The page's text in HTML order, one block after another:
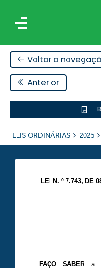
Voltar a
Anterior
LEIS ORDINÁRIAS 2025
LEI N. º 7.743, DE
FAÇO SABER a